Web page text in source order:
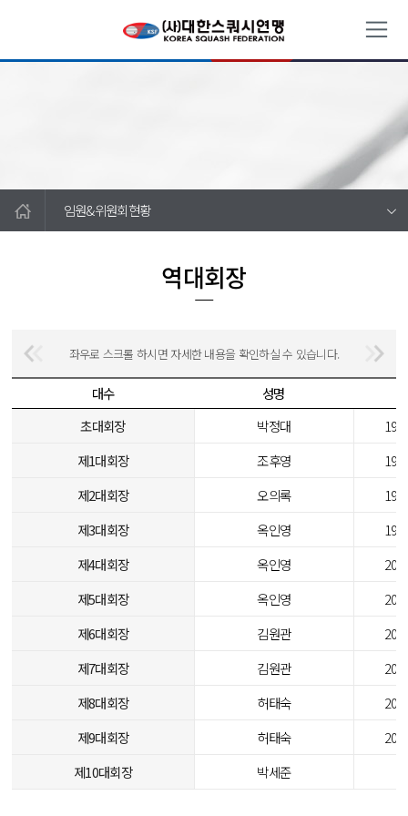
임원&위원회현황
역대회장
좌우로 스크롤 하시면 자세한 내용을 확인하실 수 있습니다.
대수
성명
초대회장
박정대
제1대회장
조후영
제2대회장
오의록
제3대회장
옥인영
제4대회장
옥인영
제5대회장
옥인영
제6대회장
김원관
제7대회장
김원관
제8대회장
허태숙
제9대회장
허태숙
제10대회장
박세준